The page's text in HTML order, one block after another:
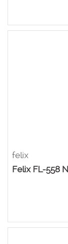
felix
Felix FL-558